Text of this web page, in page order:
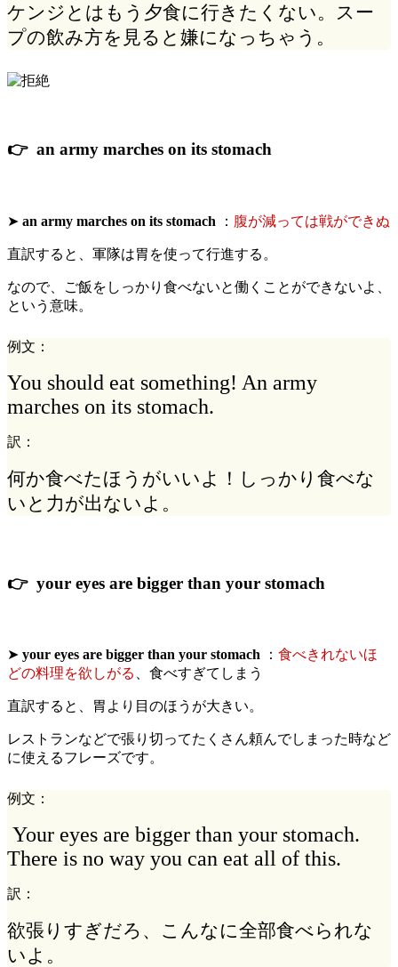
ケンジとはもう夕食に行きたくない。スー
プの飲み方を見ると嫌になっちゃう。
👉 an army marches on its stomach
➤ an army marches on its stomach ： 腹が減っては戦ができぬ
直訳すると、軍隊は胃を使って行進する。
なので、ご飯をしっかり食べないと働くことができないよ、
という意味。
例文：
You should eat something! An army
marches on its stomach.
訳：
何か食べたほうがいいよ！しっかり食べな
いと力が出ないよ。
👉 your eyes are bigger than your stomach
➤ your eyes are bigger than your stomach ： 食べきれないほ
どの料理を欲しがる 、食べすぎてしまう
直訳すると、胃より目のほうが大きい。
レストランなどで張り切ってたくさん頼んでしまった時など
に使えるフレーズです。
例文：
Your eyes are bigger than your stomach.
There is no way you can eat all of this.
訳：
欲張りすぎだろ、こんなに全部食べられな
いよ。